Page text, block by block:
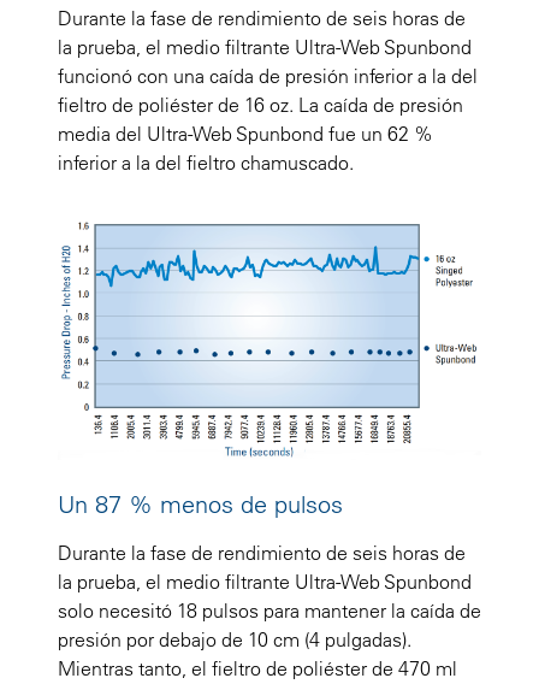
Durante la fase de rendimiento de seis horas de
la prueba, el medio filtrante Ultra-Web Spunbond
funcionó con una caída de presión inferior a la del
fieltro de poliéster de 16 oz. La caída de presión
media del Ultra-Web Spunbond fue un 62 %
inferior a la del fieltro chamuscado.
Un 87 % menos de pulsos
Durante la fase de rendimiento de seis horas de
la prueba, el medio filtrante Ultra-Web Spunbond
solo necesitó 18 pulsos para mantener la caída de
presión por debajo de 10 cm (4 pulgadas).
Mientras tanto, el fieltro de poliéster de 470 ml